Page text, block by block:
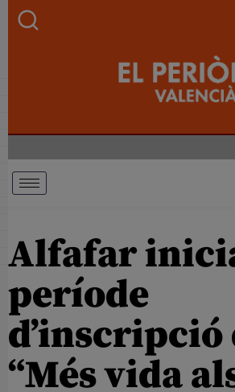
Alfafar
període
d’inscripció
“Més vida